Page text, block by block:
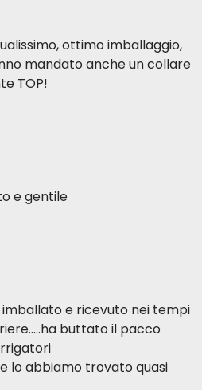
ottimo imballaggio,
mandato anche un collare
TOP!
e gentile
e ricevuto nei tempi
buttato il pacco
lo abbiamo trovato quasi